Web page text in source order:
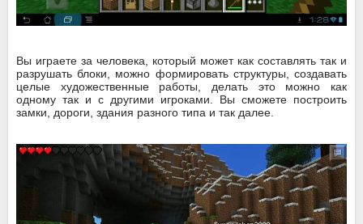
Вы играете за человека, который может как составлять так и
разрушать блоки, можно формировать структуры, создавать
целые художественные работы, делать это можно как
одному так и с другими игроками. Вы сможете построить
замки, дороги, здания разного типа и так далее.